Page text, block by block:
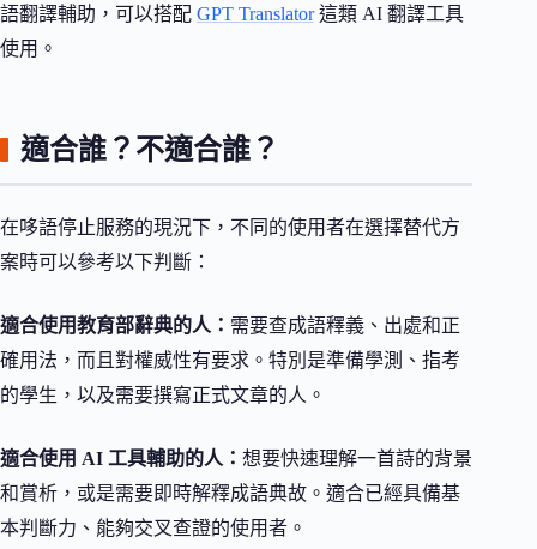
語翻譯輔助，可以搭配 GPT Translator這類 AI 翻譯工具
使用。
適合誰？不適合誰？
在哆語停止服務的現況下，不同的使用者在選擇替代方
案時可以參考以下判斷：
適合使用教育部辭典的人： 需要查成語釋義、出處和正
確用法，而且對權威性有要求。特別是準備學測、指考
的學生，以及需要撰寫正式文章的人。
適合使用 AI 工具輔助的人： 想要快速理解一首詩的背景
和賞析，或是需要即時解釋成語典故。適合已經具備基
本判斷力、能夠交叉查證的使用者。